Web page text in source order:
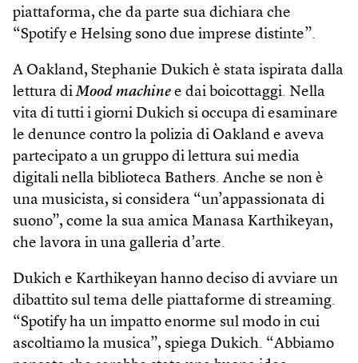
piattaforma, che da parte sua dichiara che
“Spotify e Helsing sono due imprese distinte”.
A Oakland, Stephanie Dukich è stata ispirata dalla
lettura diMood machine e dai boicottaggi. Nella
vita di tutti i giorni Dukich si occupa di esaminare
le denunce contro la polizia di Oakland e aveva
partecipato a un gruppo di lettura sui media
digitali nella biblioteca Bathers. Anche se non è
una musicista, si considera “un’appassionata di
suono”, come la sua amica Manasa Karthikeyan,
che lavora in una galleria d’arte.
Dukich e Karthikeyan hanno deciso di avviare un
dibattito sul tema delle piattaforme di streaming.
“Spotify ha un impatto enorme sul modo in cui
ascoltiamo la musica”, spiega Dukich. “Abbiamo